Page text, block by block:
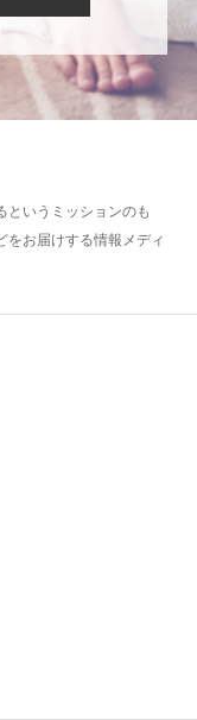
というミッションのも
をお届けする情報メディ